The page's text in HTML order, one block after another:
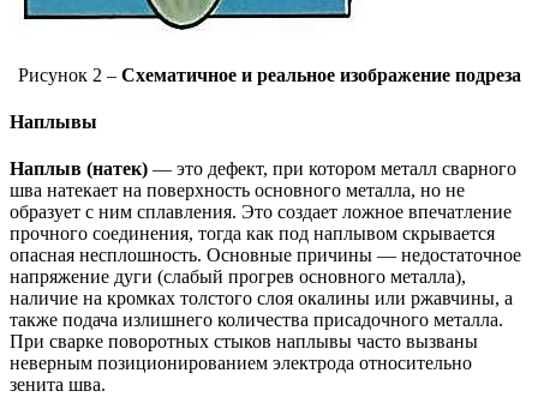
Рисунок 2 –Схематичное и реальное изображение подреза
Наплывы
Наплыв (натек) — это дефект, при котором металл сварного
шва натекает на поверхность основного металла, но не
образует с ним сплавления. Это создает ложное впечатление
прочного соединения, тогда как под наплывом скрывается
опасная несплошность. Основные причины — недостаточное
напряжение дуги (слабый прогрев основного металла),
наличие на кромках толстого слоя окалины или ржавчины, а
также подача излишнего количества присадочного металла.
При сварке поворотных стыков наплывы часто вызваны
неверным позиционированием электрода относительно
зенита шва.